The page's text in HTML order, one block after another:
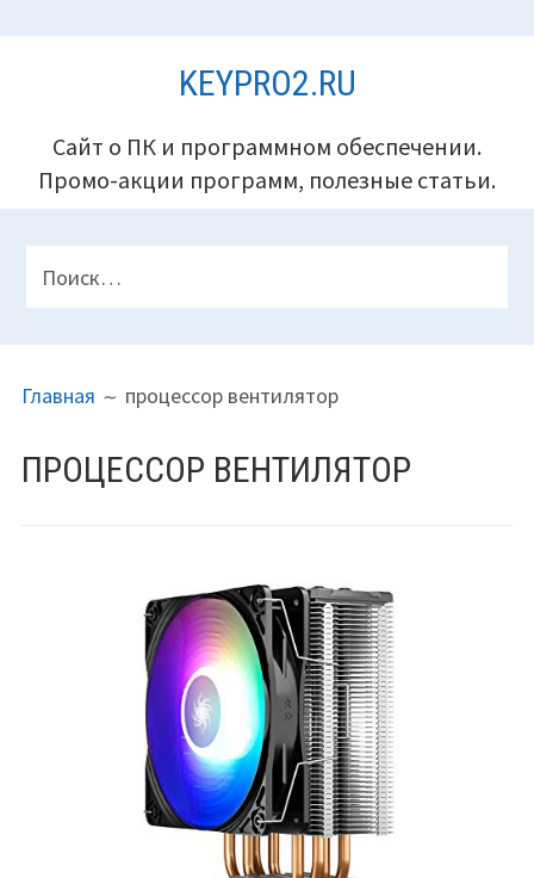
KEYPRO2.RU
Сайт о ПК и программном обеспечении.
Промо-акции программ, полезные статьи.
ВЕРХНЕГО
КОЛОНТИТУЛА
Найти:
НА
(ХЛЕБНЫЕ
КРОШКИ)
Главная процессор вентилятор
ПРОЦЕССОР ВЕНТИЛЯТОР